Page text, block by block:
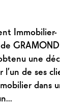
Immobilier-
une
l’un de ses
dans